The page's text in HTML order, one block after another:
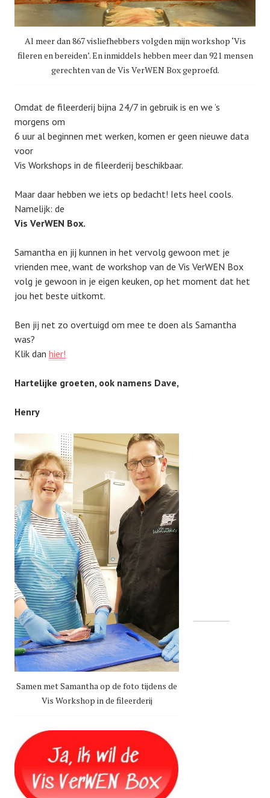
Al meer dan 867 visliefhebbers volgden mijn workshop ‘Vis
fileren en bereiden’. En inmiddels hebben meer dan 921 mensen
gerechten van de Vis VerWEN Box geproefd.
Omdat de fileerderij bijna 24/7 in gebruik is en we ’s
morgens om
6 uur al beginnen met werken, komen er geen nieuwe data
voor
Vis Workshops in de fileerderij beschikbaar.
Maar daar hebben we iets op bedacht! Iets heel cools.
Namelijk: de
Vis VerWEN Box.
Samantha en jij kunnen in het vervolg gewoon met je
vrienden mee, want de workshop van de Vis VerWEN Box
volg je gewoon in je eigen keuken, op het moment dat het
jou het beste uitkomt.
Ben jij net zo overtuigd om mee te doen als Samantha
was?
Klik dan hier!
Hartelijke groeten, ook namens Dave,
Henry
Samen met Samantha op de foto tijdens de
Vis Workshop in de fileerderij